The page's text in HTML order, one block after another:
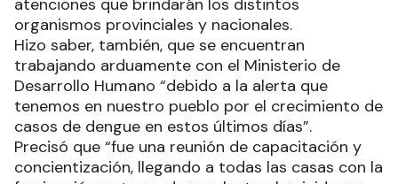
atenciones que brindarán los distintos
organismos provinciales y nacionales.
Hizo saber, también, que se encuentran
trabajando arduamente con el Ministerio de
Desarrollo Humano “debido a la alerta que
tenemos en nuestro pueblo por el crecimiento de
casos de dengue en estos últimos días”.
Precisó que “fue una reunión de capacitación y
concientización, llegando a todas las casas con la